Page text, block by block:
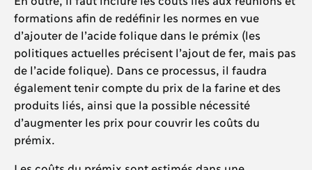
formations afin de redéfinir les normes en vue
d’ajouter de l’acide folique dans le prémix (les
politiques actuelles précisent l’ajout de fer, mais pas
de l’acide folique). Dans ce processus, il faudra
également tenir compte du prix de la farine et des
produits liés, ainsi que la possible nécessité
d’augmenter les prix pour couvrir les coûts du
prémix.
Les coûts du prémix sont estimés dans une